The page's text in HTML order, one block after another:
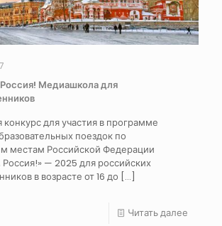
Россия! Медиашкола для
для участия в программе
поездок по
местам Российской Федерации
Россия!» — 2025 для российских
в возрасте от 16 до […]
Читать далее